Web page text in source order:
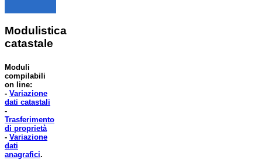
Modulistica
catastale
Moduli
compilabili
on line:
- Variazione
dati catastali
-
Trasferimento
di proprietà
- Variazione
dati
anagrafici.